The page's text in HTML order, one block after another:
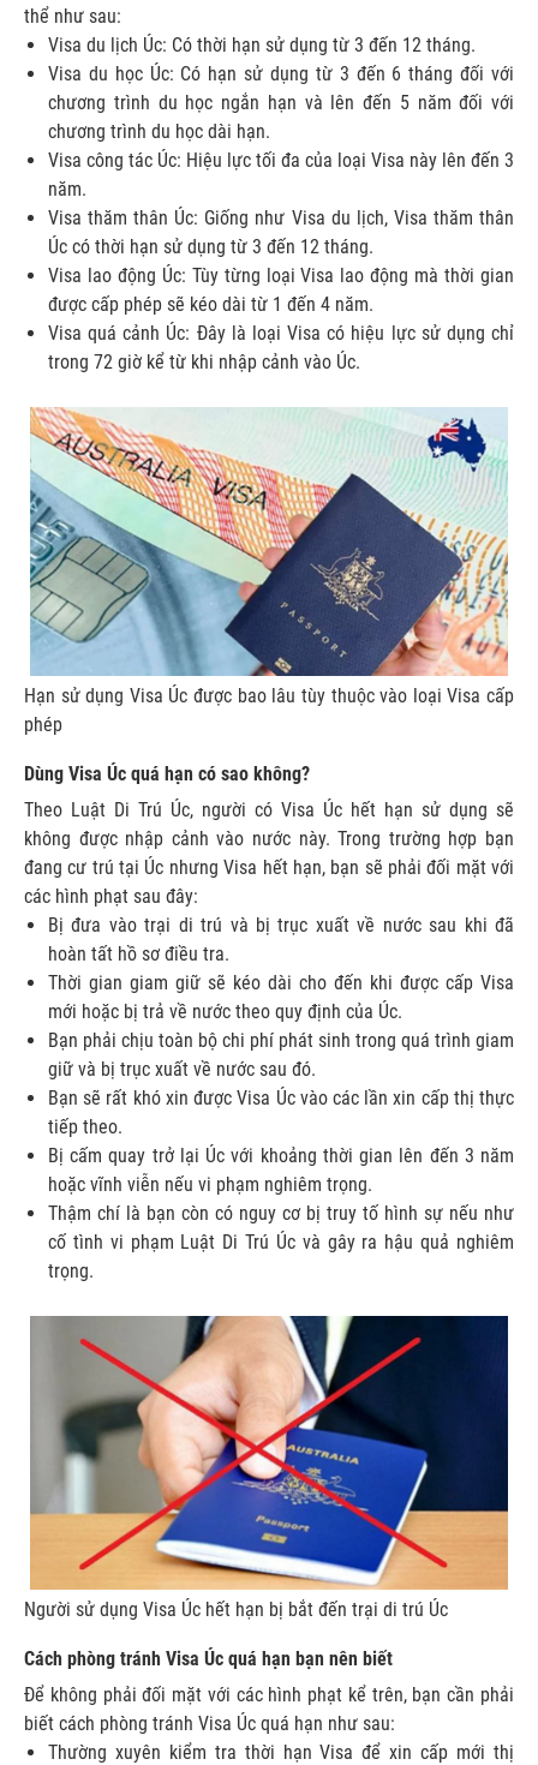
thể như sau:
Visa du lịch Úc: Có thời hạn sử dụng từ 3 đến 12 tháng.
Visa du học Úc: Có hạn sử dụng từ 3 đến 6 tháng đối với
chương trình du học ngắn hạn và lên đến 5 năm đối với
chương trình du học dài hạn.
Visa công tác Úc: Hiệu lực tối đa của loại Visa này lên đến 3
năm.
Visa thăm thân Úc: Giống như Visa du lịch, Visa thăm thân
Úc có thời hạn sử dụng từ 3 đến 12 tháng.
Visa lao động Úc: Tùy từng loại Visa lao động mà thời gian
được cấp phép sẽ kéo dài từ 1 đến 4 năm.
Visa quá cảnh Úc: Đây là loại Visa có hiệu lực sử dụng chỉ
trong 72 giờ kể từ khi nhập cảnh vào Úc.
Hạn sử dụng Visa Úc được bao lâu tùy thuộc vào loại Visa cấp
phép
Dùng Visa Úc quá hạn có sao không?
Theo Luật Di Trú Úc, người có Visa Úc hết hạn sử dụng sẽ
không được nhập cảnh vào nước này. Trong trường hợp bạn
đang cư trú tại Úc nhưng Visa hết hạn, bạn sẽ phải đối mặt với
các hình phạt sau đây:
Bị đưa vào trại di trú và bị trục xuất về nước sau khi đã
hoàn tất hồ sơ điều tra.
Thời gian giam giữ sẽ kéo dài cho đến khi được cấp Visa
mới hoặc bị trả về nước theo quy định của Úc.
Bạn phải chịu toàn bộ chi phí phát sinh trong quá trình giam
giữ và bị trục xuất về nước sau đó.
Bạn sẽ rất khó xin được Visa Úc vào các lần xin cấp thị thực
tiếp theo.
Bị cấm quay trở lại Úc với khoảng thời gian lên đến 3 năm
hoặc vĩnh viễn nếu vi phạm nghiêm trọng.
Thậm chí là bạn còn có nguy cơ bị truy tố hình sự nếu như
cố tình vi phạm Luật Di Trú Úc và gây ra hậu quả nghiêm
trọng.
Người sử dụng Visa Úc hết hạn bị bắt đến trại di trú Úc
Cách phòng tránh Visa Úc quá hạn bạn nên biết
Để không phải đối mặt với các hình phạt kể trên, bạn cần phải
biết cách phòng tránh Visa Úc quá hạn như sau:
Thường xuyên kiểm tra thời hạn Visa để xin cấp mới thị